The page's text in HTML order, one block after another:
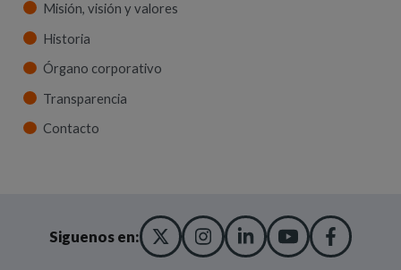
Misión, visión y valores
Historia
Órgano corporativo
Transparencia
Contacto
Siguenos en: X TWITTER
(ABRE EN NUEVA
INSTAGRAM
(ABRE EN NUEVA
LINKEDIN
(ABRE EN
YOUTUBE
(ABRE EN